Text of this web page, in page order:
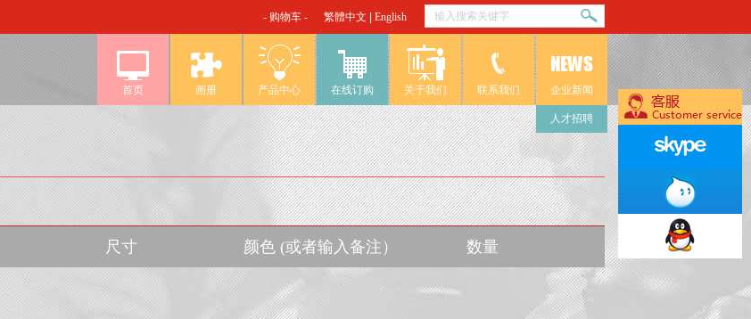
- 购物车 - 繁體中文 English
首页 画册 产品中心 在线订购 关于我们 联系我们 企业新闻
人才招聘
尺寸 颜色 (或者输入备注） 数量